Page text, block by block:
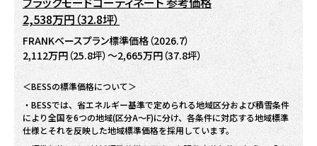
2,538万円（32.8坪）
FRANKベースプラン標準価格（2026.7）
2,112万円（25.8坪）～2,665万円（37.8坪）
＜BESSの標準価格について＞
・BESSでは、省エネルギー基準で定められる地域区分および積雪条件
により全国を6つの地域(区分A～F)に分け、各条件に対応する地域標準
仕様とそれを反映した地域標準価格を採用しています。